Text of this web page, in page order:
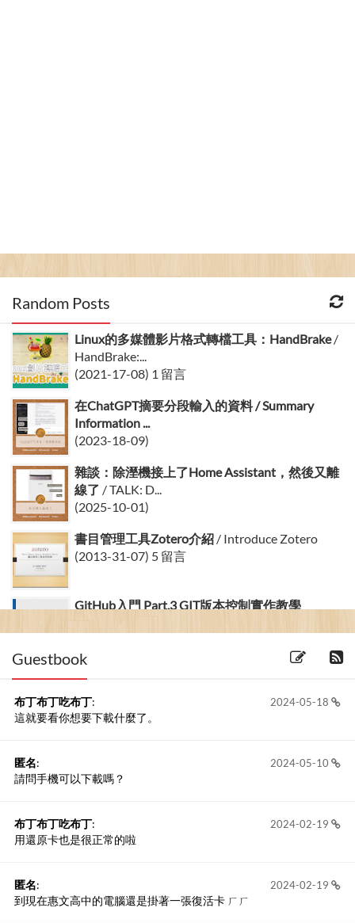
Random Posts
Linux的多媒體影片格式轉檔工具：HandBrake/
HandBrake:...
(2021-17-08) 1 留言
在ChatGPT摘要分段輸入的資料 / Summary
Information ...
(2023-18-09)
雜談：除溼機接上了Home Assistant，然後又離
線了 / TALK: D...
(2025-10-01)
書目管理工具Zotero介紹 / Introduce Zotero
(2013-31-07) 5 留言
GitHub入門 Part.3 GIT版本控制實作教學
Guestbook
2024-05-18
布丁布丁吃布丁:
這就要看你想要下載什麼了。
2024-05-10
匿名:
請問手機可以下載嗎？
2024-02-19
布丁布丁吃布丁:
用還原卡也是很正常的啦
2024-02-19
匿名:
到現在惠文高中的電腦還是掛著一張復活卡 ㄏㄏ